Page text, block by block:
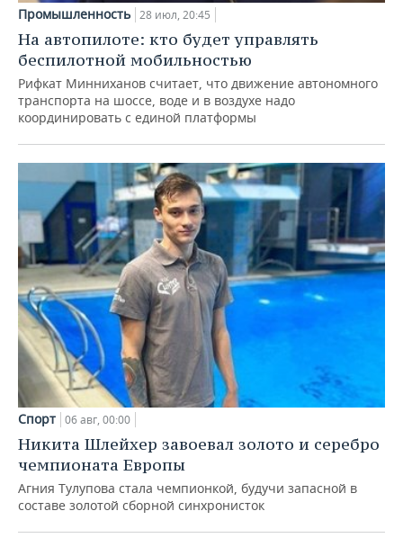
Промышленность 28 июл, 20:45
На автопилоте: кто будет управлять
беспилотной мобильностью
Рифкат Минниханов считает, что движение автономного
транспорта на шоссе, воде и в воздухе надо
координировать с единой платформы
Спорт 06 авг, 00:00
Никита Шлейхер завоевал золото и серебро
чемпионата Европы
Агния Тулупова стала чемпионкой, будучи запасной в
составе золотой сборной синхронисток